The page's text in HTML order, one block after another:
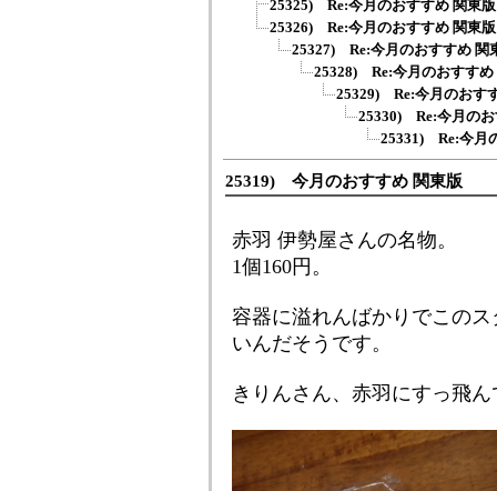
25325) Re:今月のおすすめ 関東版
25326) Re:今月のおすすめ 関東版
25327) Re:今月のおすすめ 関
25328) Re:今月のおすすめ
25329) Re:今月のおす
25330) Re:今月のお
25331) Re:今月
25319) 今月のおすすめ 関東版
赤羽 伊勢屋さんの名物。
1個160円。
容器に溢れんばかりでこの
いんだそうです。
きりんさん、赤羽にすっ飛